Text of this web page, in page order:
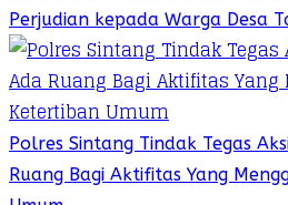
Perjudian kepada Warga Desa
Polres Sintang Tindak Tegas
Ruang Bagi Aktifitas Yang